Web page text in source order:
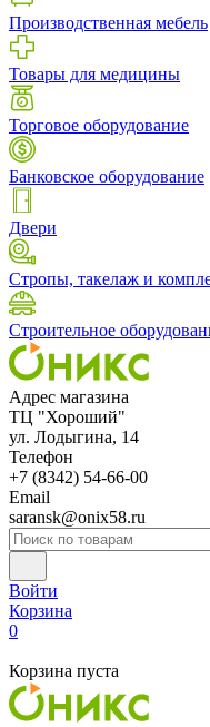
Производственная мебель
Товары для медицины
Торговое оборудование
Банковское оборудование
Двери
Стропы, такелаж и
Строительное
Адрес магазина
ТЦ "Хороший"
ул. Лодыгина, 14
Телефон
+7 (8342) 54-66-00
Email
saransk@onix58.ru
Войти
Корзина
0
Корзина пуста